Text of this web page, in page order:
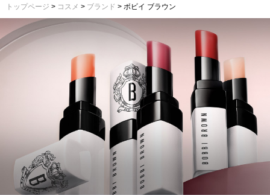
トップページ コスメ ブランド ボビイ ブラウン